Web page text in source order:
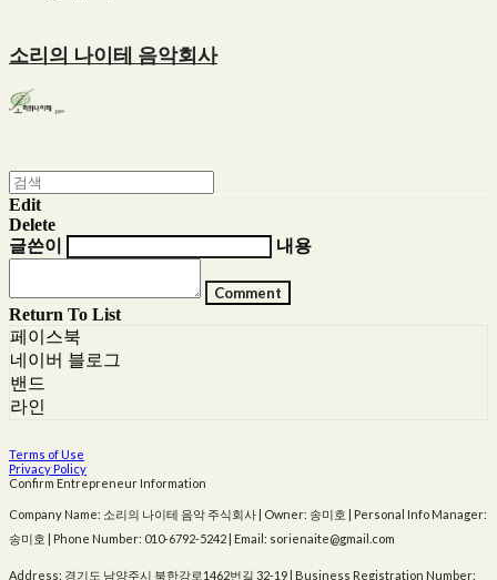
소리의 나이테 음악회사
Edit
Delete
글쓴이
내용
Comment
Return To List
페이스북
네이버 블로그
밴드
라인
Terms of Use
Privacy Policy
Confirm Entrepreneur Information
Company Name: 소리의 나이테 음악 주식회사 | Owner: 송미호 | Personal Info Manager:
송미호 | Phone Number: 010-6792-5242 | Email: sorienaite@gmail.com
Address: 경기도 남양주시 북한강로1462번길 32-19 | Business Registration Number: